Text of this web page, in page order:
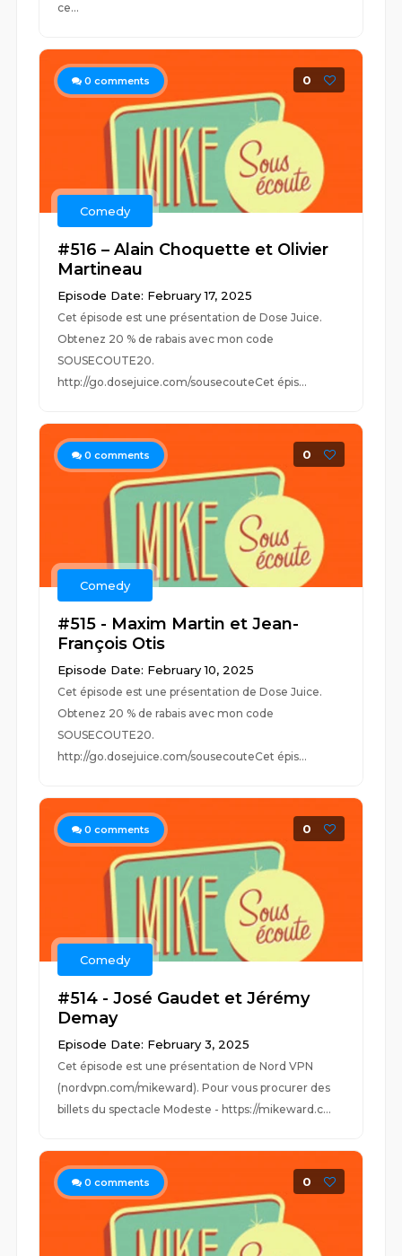
ce...
0 comments 0
Comedy
#516 – Alain Choquette et Olivier
Martineau
Episode Date: February 17, 2025
Cet épisode est une présentation de Dose Juice.
Obtenez 20 % de rabais avec mon code
SOUSECOUTE20.
http://go.dosejuice.com/sousecouteCet épis...
0 comments 0
Comedy
#515 - Maxim Martin et Jean-
François Otis
Episode Date: February 10, 2025
Cet épisode est une présentation de Dose Juice.
Obtenez 20 % de rabais avec mon code
SOUSECOUTE20.
http://go.dosejuice.com/sousecouteCet épis...
0 comments 0
Comedy
#514 - José Gaudet et Jérémy
Demay
Episode Date: February 3, 2025
Cet épisode est une présentation de Nord VPN
(nordvpn.com/mikeward). Pour vous procurer des
billets du spectacle Modeste - https://mikeward.c...
0 comments 0